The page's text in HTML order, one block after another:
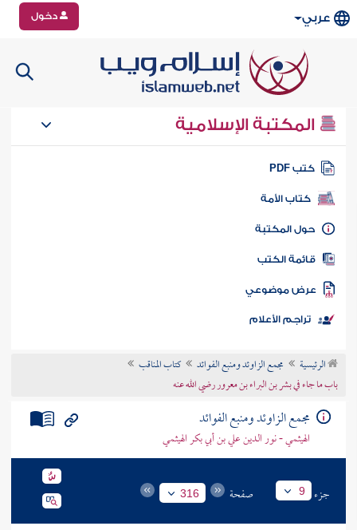
عربي دخول
المكتبة الإسلامية
كتب PDF
كتاب الأمة
المكتبة
الكتب
موضوعي
تراجم الأعلام
الرئيسية مجمع الزاوئد ومنبع الفوائد
كتاب المناقب
باب ما جاء في بشر بن البراء بن معرور رضي الله عنه
مجمع الزاوئد ومنبع الفوائد
الهيثمي - نور الدين علي بن أبي بكر الهيثمي
جزء 9 صفحة 316